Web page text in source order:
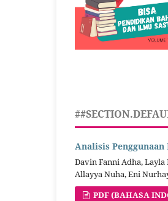
Analisis Penggunaan
Davin Fanni Adha,
Allayya Nuha, Eni
PDF (BAHASA